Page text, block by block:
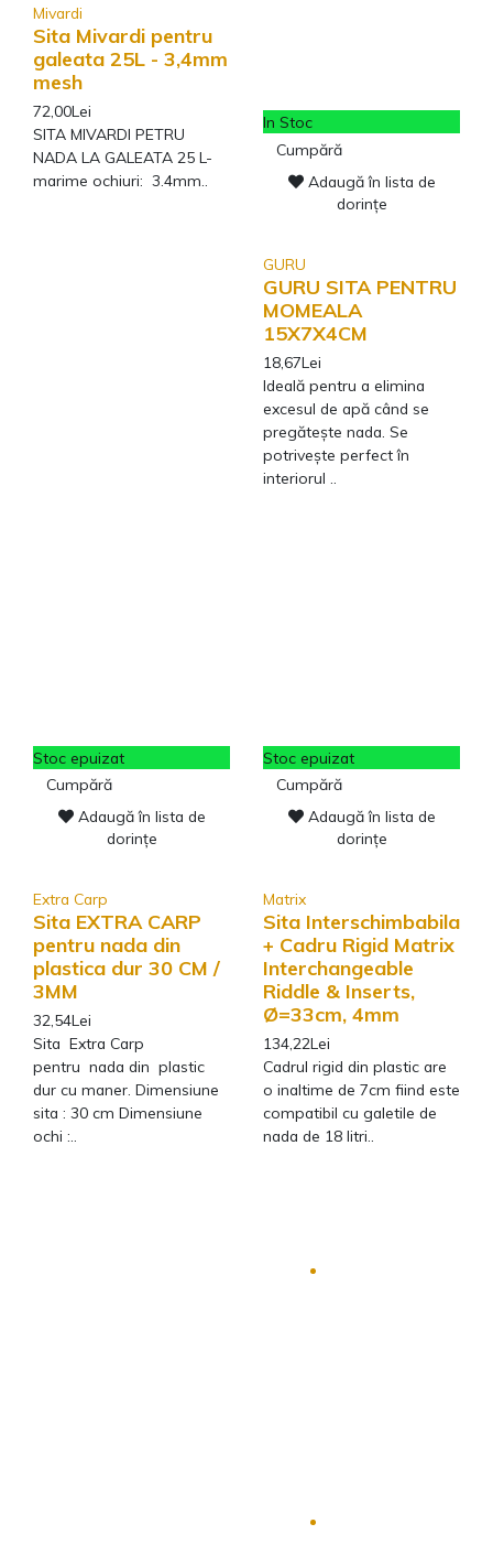
Mivardi
Sita Mivardi pentru
galeata 25L - 3,4mm
mesh
72,00Lei
SITA MIVARDI PETRU
NADA LA GALEATA 25 L-
marime ochiuri: 3.4mm..
In Stoc
Cumpără
Adaugă în lista de
dorințe
GURU
GURU SITA PENTRU
MOMEALA
15X7X4CM
18,67Lei
Ideală pentru a elimina
excesul de apă când se
pregăteşte nada. Se
potrivește perfect în
interiorul ..
Stoc epuizat
Cumpără
Adaugă în lista de
dorințe
Extra Carp
Sita EXTRA CARP
pentru nada din
plastica dur 30 CM /
3MM
32,54Lei
Sita Extra Carp
pentru nada din plastic
dur cu maner. Dimensiune
sita : 30 cm Dimensiune
ochi :..
Stoc epuizat
Cumpără
Adaugă în lista de
dorințe
Matrix
Sita Interschimbabila
+ Cadru Rigid Matrix
Interchangeable
Riddle & Inserts,
Ø=33cm, 4mm
134,22Lei
Cadrul rigid din plastic are
o inaltime de 7cm fiind este
compatibil cu galetile de
nada de 18 litri..